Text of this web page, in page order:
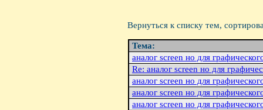
Вернуться к списку тем,
Тема:
аналог screen но для
Re: аналог screen но для
аналог screen но для
аналог screen но для
аналог screen но для